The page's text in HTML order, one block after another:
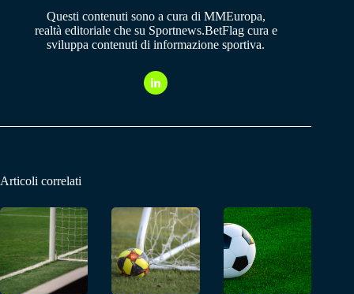
Questi contenuti sono a cura di MMEuropa,
realtà editoriale che su Sportnews.BetFlag cura e
sviluppa contenuti di informazione sportiva.
Articoli correlati